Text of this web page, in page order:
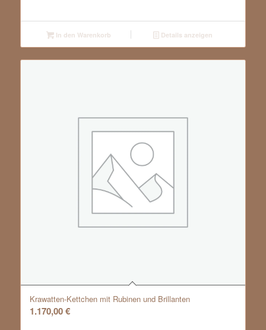
In den Warenkorb Details anzeigen
Krawatten-Kettchen mit Rubinen und Brillanten
1.170,00€